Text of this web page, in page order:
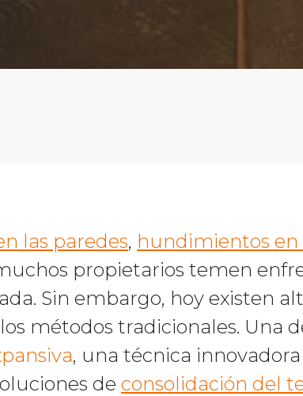
las paredes, hundimientos en
propietarios temen
Sin embargo, hoy existen
métodos tradicionales. Una
, una técnica
de consolidación del